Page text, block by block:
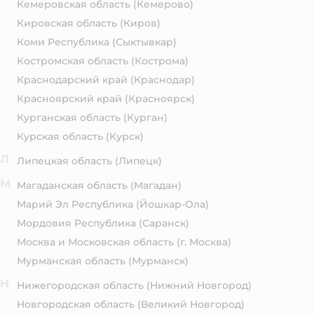
Кемеровская область (Кемерово)
Кировская область (Киров)
Коми Республика (Сыктывкар)
Костромская область (Кострома)
Краснодарский край (Краснодар)
Красноярский край (Красноярск)
Курганская область (Курган)
Курская область (Курск)
Липецкая область (Липецк)
Магаданская область (Магадан)
Марий Эл Республика (Йошкар-Ола)
Мордовия Республика (Саранск)
Москва и Московская область (г. Москва)
Мурманская область (Мурманск)
Нижегородская область (Нижний Новгород)
Новгородская область (Великий Новгород)